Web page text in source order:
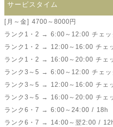
サービスタイム
[月～金] 4700～8000円
ランク1・2 → 6:00～12:00 チェ
ランク1・2 → 12:00～16:00 チェ
ランク1・2 → 16:00～20:00 チェ
ランク3～5 → 6:00～12:00 チェ
ランク3～5 → 12:00～16:00 チェ
ランク3～5 → 16:00～20:00 チェ
ランク6・7 → 6:00～24:00 / 18h
ランク6・7 → 14:00～翌2:00 /